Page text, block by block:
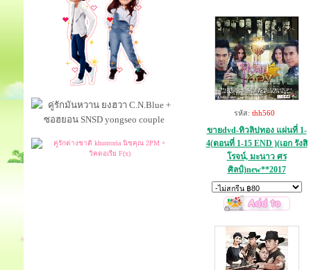
รหัส: thh560
ขายdvd-ทิวลิปทอง แผ่นที่ 1-
4(ตอนที่ 1-15 END )(เอก รังสิ
โรจน์, มะนาว ศร
ศิลป์)new**2017